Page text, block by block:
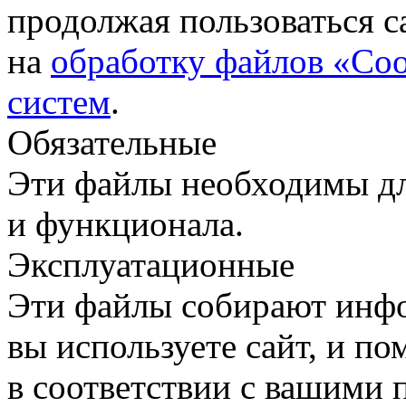
продолжая пользоваться
на обработку файлов
систем.
Обязательные
Эти файлы необходимы
и функционала.
Эксплуатационные
Эти файлы собирают
вы используете сайт, и
в соответствии с вашими